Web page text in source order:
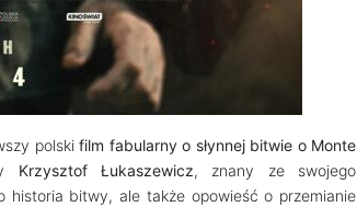
polski film fabularny o słynnej bitwie o Monte
Krzysztof Łukaszewicz, znany ze swojego
historia bitwy, ale także opowieść o przemianie